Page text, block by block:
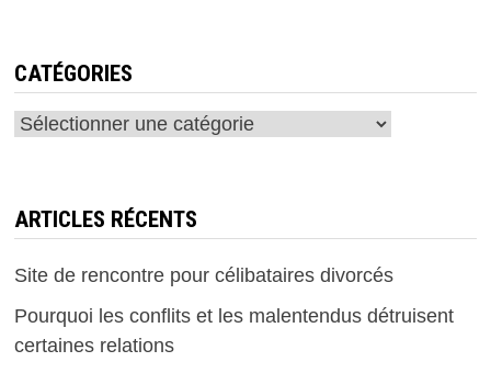
CATÉGORIES
Catégories
ARTICLES RÉCENTS
Site de rencontre pour célibataires divorcés
Pourquoi les conflits et les malentendus détruisent
certaines relations